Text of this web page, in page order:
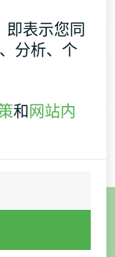
Artic Home Smart
即表示您同
分析、个
和 网站内